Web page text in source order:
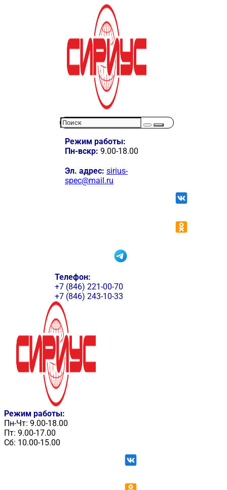
Режим работы:
Пн-вскр: 9.00-18.00
Эл. адрес: sirius-
spec@mail.ru
Телефон:
+7 (846) 221-00-70
+7 (846) 243-10-33
Режим работы:
Пн-Чт: 9.00-18.00
Пт: 9.00-17.00
Сб: 10.00-15.00